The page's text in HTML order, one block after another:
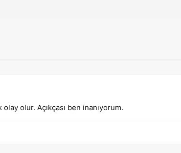
olur. Açıkçası ben inanıyorum.